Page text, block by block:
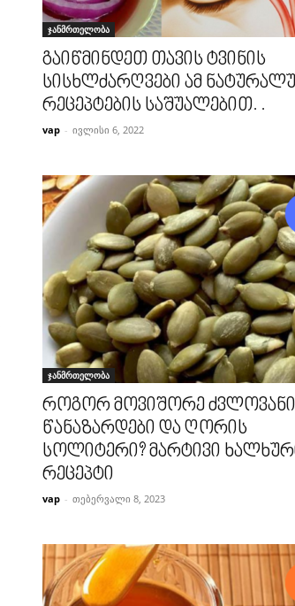
ჯანმრთელობა
გაიწმინდეთ თავის ტვინის
სისხლძარღვები ამ
რეცეპტების საშუალებით. .
vap - ივლისი 6, 2022
ჯანმრთელობა
როგორ მოვიშორე ძვლოვანი
წანაზარდები და ღორის
სოლიტერი? მარტივი
რეცეპტი
vap - თებერვალი 8, 2023